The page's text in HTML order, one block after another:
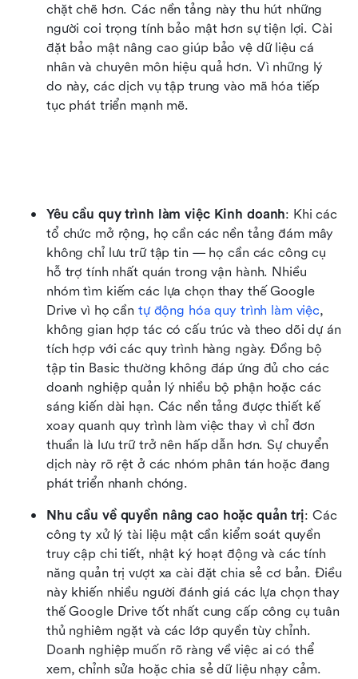
chặt chẽ hơn. Các nền tảng này thu hút những
người coi trọng tính bảo mật hơn sự tiện lợi. Cài
đặt bảo mật nâng cao giúp bảo vệ dữ liệu cá
nhân và chuyên môn hiệu quả hơn. Vì những lý
do này, các dịch vụ tập trung vào mã hóa tiếp
tục phát triển mạnh mẽ.
Yêu cầu quy trình làm việc Kinh doanh: Khi các
tổ chức mở rộng, họ cần các nền tảng đám mây
không chỉ lưu trữ tập tin — họ cần các công cụ
hỗ trợ tính nhất quán trong vận hành. Nhiều
nhóm tìm kiếm các lựa chọn thay thế Google
Drive vì họ cần tự động hóa quy trình làm việc,
không gian hợp tác có cấu trúc và theo dõi dự án
tích hợp với các quy trình hàng ngày. Đồng bộ
tập tin Basic thường không đáp ứng đủ cho các
doanh nghiệp quản lý nhiều bộ phận hoặc các
sáng kiến dài hạn. Các nền tảng được thiết kế
xoay quanh quy trình làm việc thay vì chỉ đơn
thuần là lưu trữ trở nên hấp dẫn hơn. Sự chuyển
dịch này rõ rệt ở các nhóm phân tán hoặc đang
phát triển nhanh chóng.
Nhu cầu về quyền nâng cao hoặc quản trị: Các
công ty xử lý tài liệu mật cần kiểm soát quyền
truy cập chi tiết, nhật ký hoạt động và các tính
năng quản trị vượt xa cài đặt chia sẻ cơ bản. Điều
này khiến nhiều người đánh giá các lựa chọn thay
thế Google Drive tốt nhất cung cấp công cụ tuân
thủ nghiêm ngặt và các lớp quyền tùy chỉnh.
Doanh nghiệp muốn rõ ràng về việc ai có thể
xem, chỉnh sửa hoặc chia sẻ dữ liệu nhạy cảm.